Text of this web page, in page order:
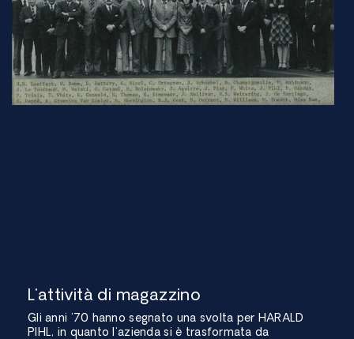
L'attività di magazzino
Gli anni '70 hanno segnato una svolta per HARALD
PIHL, in quanto l'azienda si è trasformata da